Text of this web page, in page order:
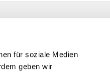
für soziale Medien
geben wir